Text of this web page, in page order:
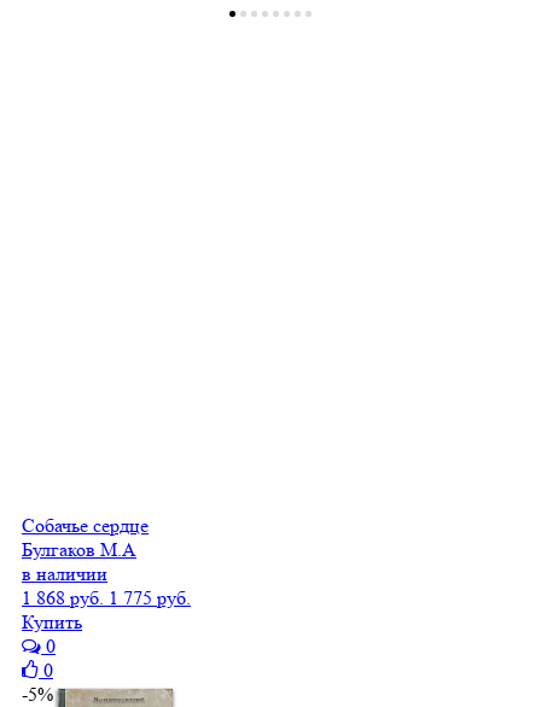
Собачье сердце
Булгаков М.А
в наличии
1 868 руб. 1 775 руб.
Купить
0
0
-5%